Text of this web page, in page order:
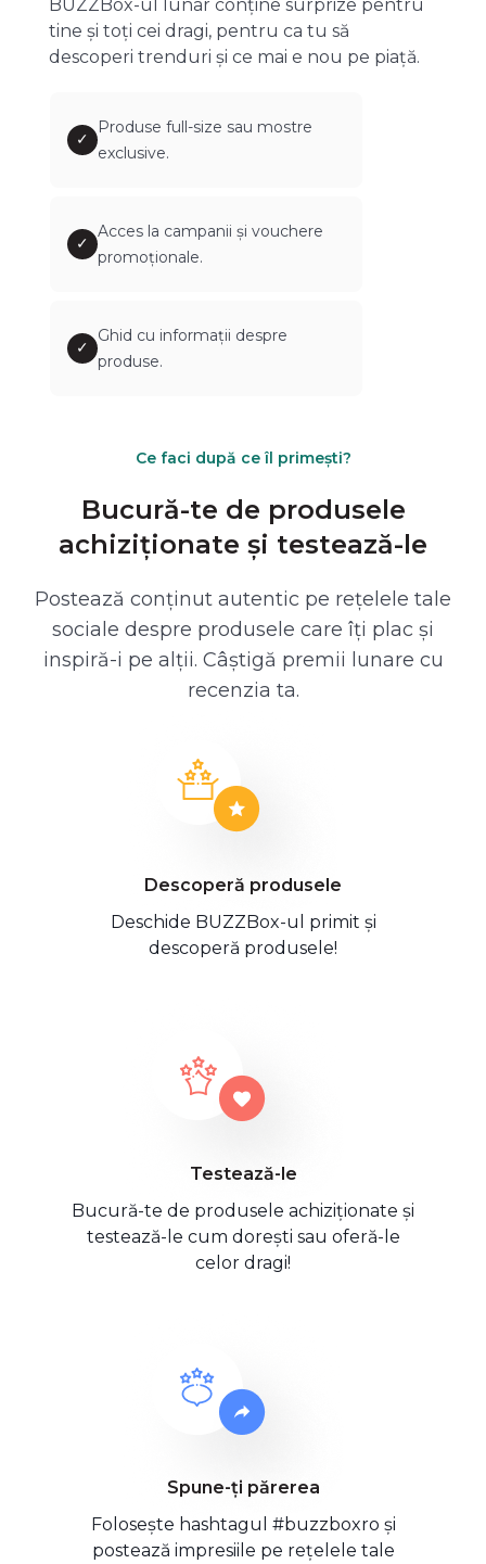
BUZZBox-ul lunar conține surprize pentru
tine și toți cei dragi, pentru ca tu să
descoperi trenduri și ce mai e nou pe piață.
✓
Produse full-size sau mostre
exclusive.
✓
Acces la campanii și vouchere
promoționale.
✓
Ghid cu informații despre
produse.
Ce faci după ce îl primești?
Bucură-te de produsele
achiziționate și testează-le
Postează conținut autentic pe rețelele tale
sociale despre produsele care îți plac și
inspiră-i pe alții. Câștigă premii lunare cu
recenzia ta.
Descoperă produsele
Deschide BUZZBox-ul primit și
descoperă produsele!
Testează-le
Bucură-te de produsele achiziționate și
testează-le cum dorești sau oferă-le
celor dragi!
Spune-ți părerea
Folosește hashtagul #buzzboxro și
postează impresiile pe rețelele tale